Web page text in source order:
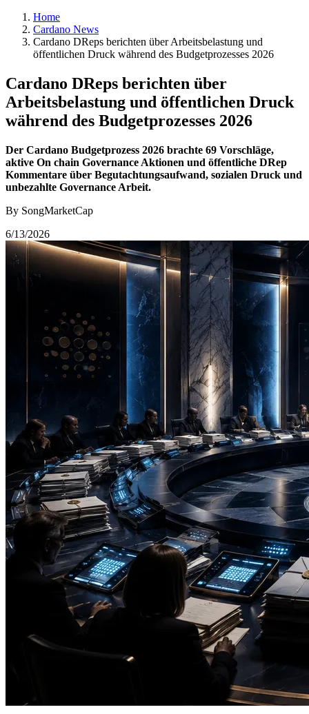
Home
Cardano News
Cardano DReps berichten über Arbeitsbelastung und
öffentlichen Druck während des Budgetprozesses 2026
Cardano DReps berichten über
Arbeitsbelastung und öffentlichen Druck
während des Budgetprozesses 2026
Der Cardano Budgetprozess 2026 brachte 69 Vorschläge,
aktive On chain Governance Aktionen und öffentliche DRep
Kommentare über Begutachtungsaufwand, sozialen Druck und
unbezahlte Governance Arbeit.
By SongMarketCap
6/13/2026